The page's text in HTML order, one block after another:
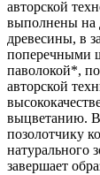
авторской
выполнены на
древесины, в
поперечными
паволокой*,
авторской
выцветанию. В
позолотчику
натурального
завершает